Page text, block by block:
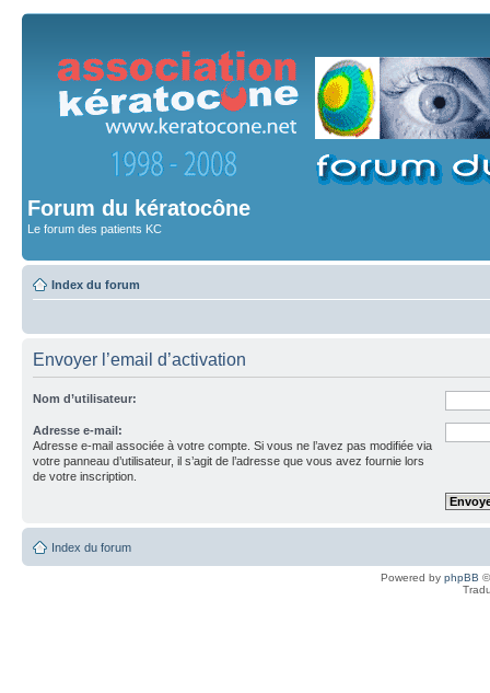
Forum du kératocône
Le forum des patients KC
Index du forum
Envoyer l’email d’activation
Nom d’utilisateur:
Adresse e-mail:
Adresse e-mail associée à votre compte. Si vous ne l’avez pas modifiée via
votre panneau d’utilisateur, il s’agit de l’adresse que vous avez fournie lors
de votre inscription.
Index du forum
Powered by phpBB